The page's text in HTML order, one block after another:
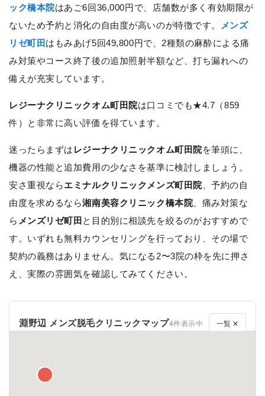
ック橋本院はあご6回36,000円で、店舗数が多く有効期限が
ないため予約と消化の自由度が高いのが特徴です。
メンズ
リゼ町田 はもみあげ5回49,800円で、2種類の麻酔による痛
み対策やコース終了後の追加照射半額など、打ち漏れへの
備えが充実しています。
レジーナクリニックオム町田院は口コミでも★4.7（859
件）と非常に高い評価を得ています。
迷ったらまずは レジーナクリニックオム町田院を筆頭に、
機器の性能と追加費用の少なさを基準に検討しましょう。
安さ重視ならエミナルクリニックメンズ町田院、予約の自
由度を求めるなら湘南美容クリニック橋本院、痛み対策な
ら メンズリゼ町田 と目的別に相談先を絞るのがおすすめで
す。いずれも無料カウンセリングを行っており、その場で
契約の義務はありません。気になる2〜3院の枠を先に押さ
え、実際の雰囲気を確認してみてください。
淵野辺 メンズ脱毛クリニックマップ4件表示中 一覧 ✕